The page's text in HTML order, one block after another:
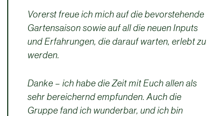
Vorerst freue ich mich auf die bevorstehende
Gartensaison sowie auf all die neuen Inputs
und Erfahrungen, die darauf warten, erlebt zu
werden.
Danke – ich habe die Zeit mit Euch allen als
sehr bereichernd empfunden. Auch die
Gruppe fand ich wunderbar, und ich bin